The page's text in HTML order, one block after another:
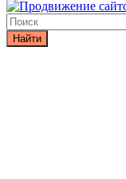
Найти